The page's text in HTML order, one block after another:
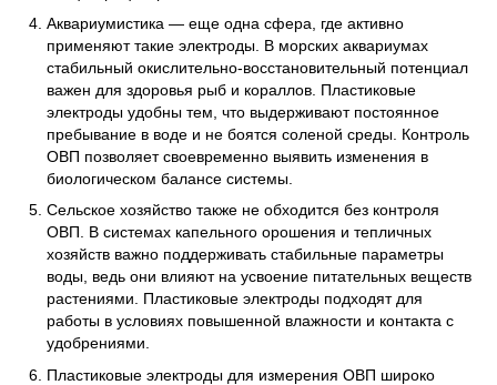
Аквариумистика — еще одна сфера, где активно
применяют такие электроды. В морских аквариумах
стабильный окислительно-восстановительный потенциал
важен для здоровья рыб и кораллов. Пластиковые
электроды удобны тем, что выдерживают постоянное
пребывание в воде и не боятся соленой среды. Контроль
ОВП позволяет своевременно выявить изменения в
биологическом балансе системы.
Сельское хозяйство также не обходится без контроля
ОВП. В системах капельного орошения и тепличных
хозяйств важно поддерживать стабильные параметры
воды, ведь они влияют на усвоение питательных веществ
растениями. Пластиковые электроды подходят для
работы в условиях повышенной влажности и контакта с
удобрениями.
Пластиковые электроды для измерения ОВП широко